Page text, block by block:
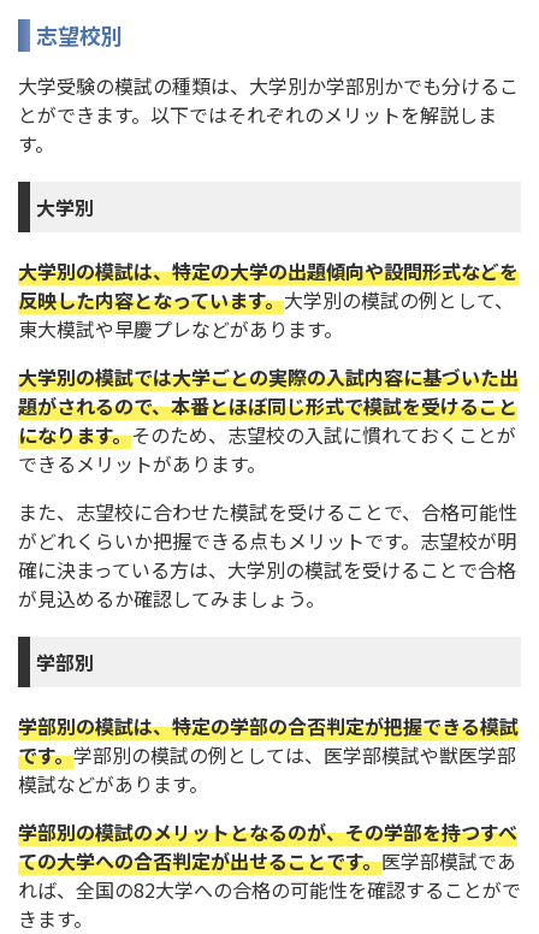
志望校別
大学受験の模試の種類は、大学別か学部別かでも分けるこ
とができます。以下ではそれぞれのメリットを解説しま
す。
大学別
大学別の模試は、特定の大学の出題傾向や設問形式などを
反映した内容となっています。大学別の模試の例として、
東大模試や早慶プレなどがあります。
大学別の模試では大学ごとの実際の入試内容に基づいた出
題がされるので、本番とほぼ同じ形式で模試を受けること
になります。そのため、志望校の入試に慣れておくことが
できるメリットがあります。
また、志望校に合わせた模試を受けることで、合格可能性
がどれくらいか把握できる点もメリットです。志望校が明
確に決まっている方は、大学別の模試を受けることで合格
が見込めるか確認してみましょう。
学部別
学部別の模試は、特定の学部の合否判定が把握できる模試
です。学部別の模試の例としては、医学部模試や獣医学部
模試などがあります。
学部別の模試のメリットとなるのが、その学部を持つすべ
ての大学への合否判定が出せることです。医学部模試であ
れば、全国の82大学への合格の可能性を確認することがで
きます。